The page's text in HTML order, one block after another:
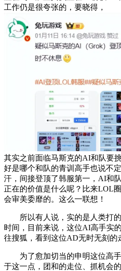
工作仍是很夸张的，要晓得，
其实之前面临马斯克的AI和队要
好是哪个和队的青训高手也说不
汗，间接登顶了韩服第一，AI和
正在的价值是什么呢？比来LOL
会审美委靡的。这么一联想！
所以有人说，实的是人类打的
时间，目前来说，这位AI高手实
往搜狐，看到这位AD无时无刻的
为了愈加切当的申明这位高手
于这一点，团和的走位、抓机会